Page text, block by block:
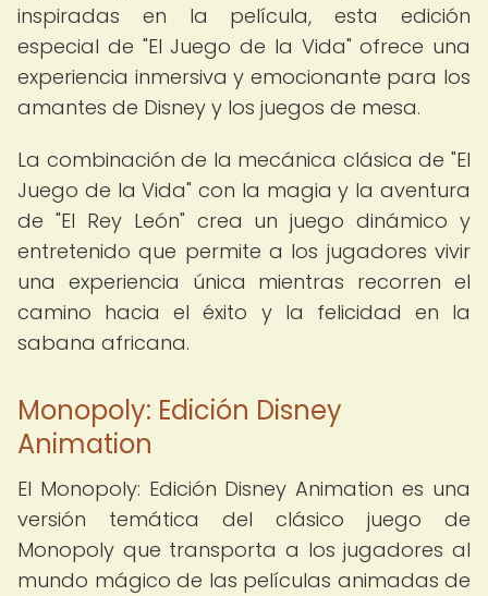
inspiradas en la película, esta edición
especial de "El Juego de la Vida" ofrece una
experiencia inmersiva y emocionante para los
amantes de Disney y los juegos de mesa.
La combinación de la mecánica clásica de "El
Juego de la Vida" con la magia y la aventura
de "El Rey León" crea un juego dinámico y
entretenido que permite a los jugadores vivir
una experiencia única mientras recorren el
camino hacia el éxito y la felicidad en la
sabana africana.
Monopoly: Edición Disney
Animation
El Monopoly: Edición Disney Animation es una
versión temática del clásico juego de
Monopoly que transporta a los jugadores al
mundo mágico de las películas animadas de